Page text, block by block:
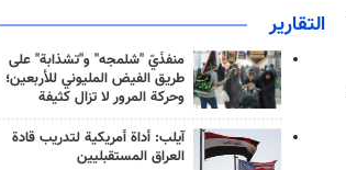
التقارير
منفذَيّ "شلمجه" و"تشذابة" على
طريق الفيض المليوني للأربعين؛
وحركة المرور لا تزال كثيفة
آيلب: أداة أمريكية لتدريب قادة
العراق المستقبليين